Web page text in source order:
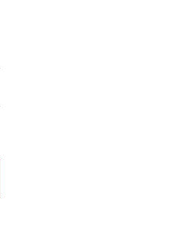
qu’un